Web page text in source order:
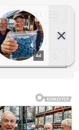
МЕНЮ